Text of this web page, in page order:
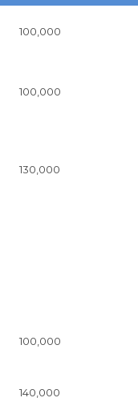
100,000
100,000
130,000
100,000
140,000